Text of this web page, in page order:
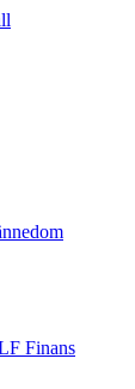
Finans